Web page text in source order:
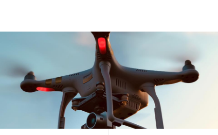
Смарт и беспроводные устройства